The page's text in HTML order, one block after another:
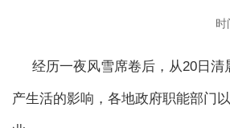
时
经历一夜风雪席卷后，从20日
产生活的影响，各地政府职能部门